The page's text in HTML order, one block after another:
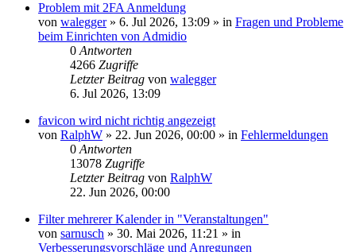
Problem mit 2FA Anmeldung
von walegger» 6. Jul 2026, 13:09 » in Fragen und Probleme
beim Einrichten von Admidio
0 Antworten
4266 Zugriffe
Letzter Beitrag von walegger
6. Jul 2026, 13:09
favicon wird nicht richtig angezeigt
von RalphW » 22. Jun 2026, 00:00 » in Fehlermeldungen
0 Antworten
13078 Zugriffe
Letzter Beitrag von RalphW
22. Jun 2026, 00:00
Filter mehrerer Kalender in "Veranstaltungen"
von sarnusch » 30. Mai 2026, 11:21 » in
Verbesserungsvorschläge und Anregungen